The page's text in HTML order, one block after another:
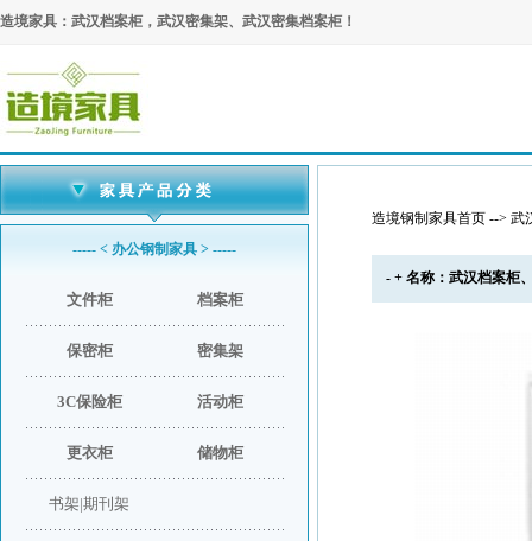
造境家具：武汉档案柜，武汉密集架、武汉密集档案柜！
----- < 办公钢制家具 > -----
文件柜 档案柜
保密柜 密集架
3C保险柜 活动柜
更衣柜 储物柜
书架|期刊架
造境钢制家具首页--> 武
- + 名称：武汉档案柜